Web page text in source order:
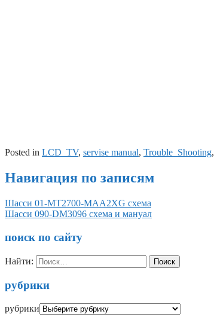
Posted in LCD_TV, servise manual, Trouble_Shooting,
Навигация по записям
Шасси 01-MT2700-MAA2XG схема
Шасси 090-DM3096 схема и мануал
поиск по сайту
Найти:
рубрики
рубрики